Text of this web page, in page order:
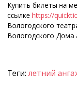
Купить билеты на
ссылке https://
Вологодского
Вологодского Дома
Теги: летний